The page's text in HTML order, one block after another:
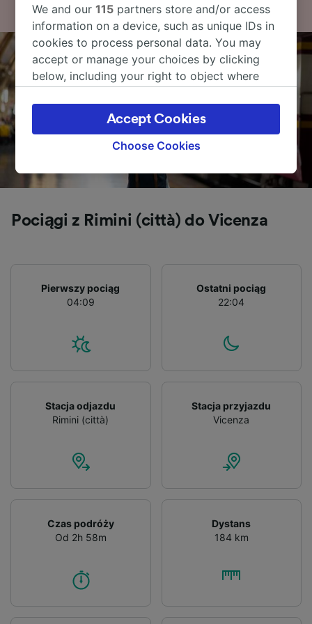
Pociągi z Rimini (città) do Vicenza
Pierwszy pociąg
04:09
Ostatni pociąg
22:04
Stacja odjazdu
Rimini (città)
Stacja przyjazdu
Vicenza
Czas podróży
Od 2h 58m
Dystans
184 km
We and our115 partners store and/or access
information on a device, such as unique IDs in
cookies to process personal data. You may
accept or manage your choices by clicking
below, including your right to object where
the privacy policy page. These choices will be
signaled to our partners and will not affect
browsing data. Your data will not be used for
track you.
Use precise geolocation data. Actively scan
device characteristics for identification. Store
Personalised advertising and content,
audience research and services development.
Choose Cookies
Accept Cookies